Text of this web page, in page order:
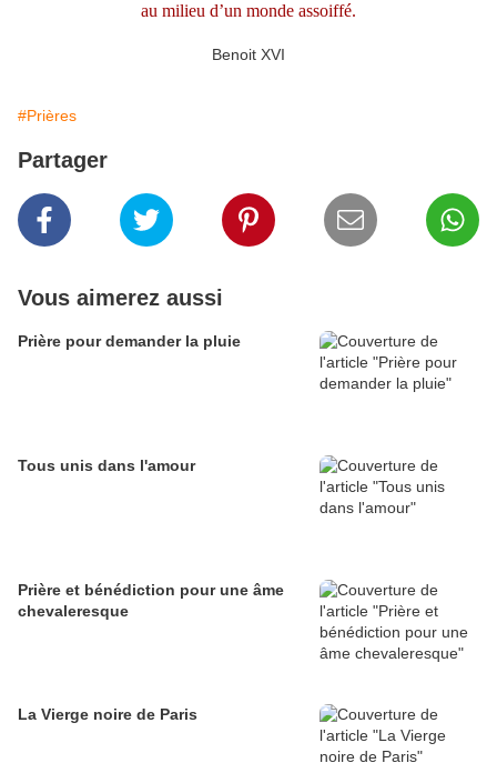
au milieu d’un monde assoiffé.
Benoit XVI
#Prières
Partager
Vous aimerez aussi
Prière pour demander la pluie
Tous unis dans l'amour
Prière et bénédiction pour une âme
chevaleresque
La Vierge noire de Paris